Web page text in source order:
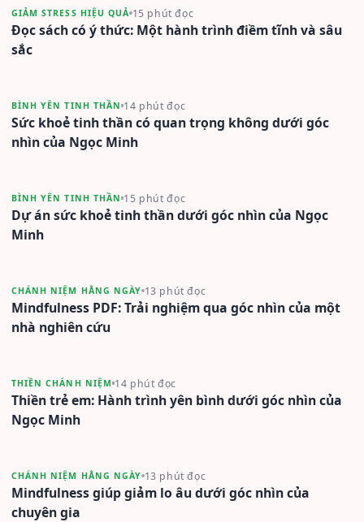
GIẢM STRESS HIỆU QUẢ 15 phút đọc
Đọc sách có ý thức: Một hành trình điềm tĩnh và sâu
sắc
BÌNH YÊN TINH THẦN 14 phút đọc
Sức khoẻ tinh thần có quan trọng không dưới góc
nhìn của Ngọc Minh
BÌNH YÊN TINH THẦN 15 phút đọc
Dự án sức khoẻ tinh thần dưới góc nhìn của Ngọc
Minh
CHÁNH NIỆM HẰNG NGÀY 13 phút đọc
Mindfulness PDF: Trải nghiệm qua góc nhìn của một
nhà nghiên cứu
THIỀN CHÁNH NIỆM 14 phút đọc
Thiền trẻ em: Hành trình yên bình dưới góc nhìn của
Ngọc Minh
CHÁNH NIỆM HẰNG NGÀY 13 phút đọc
Mindfulness giúp giảm lo âu dưới góc nhìn của
chuyên gia